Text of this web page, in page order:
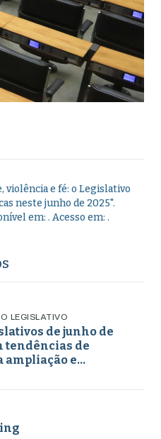
violência e fé: o Legislativo
neste junho de 2025".
em: . Acesso em: .
LEGISLATIVO
de junho de
tendências de
ampliação e
e